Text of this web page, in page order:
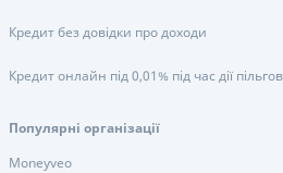
Кредит без довідки про доходи
Кредит онлайн під 0,01% під час дії
Популярні організації
Moneyveo